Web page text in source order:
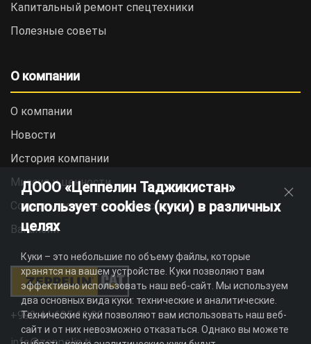
Капитальный ремонт спецтехники
Полезные советы
О компании
О компании
Новости
История компании
Миссия и ценности
Социальная ответственность
Вакансии
+992 44 625 11 22
ДООО «Цеппелин Таджикистан»
использует cookies (куки) в различных
целях
Куки – это небольшие по объему файлы, которые
хранятся на вашем устройстве. Куки позволяют вам
эффективно использовать наш веб-сайт. Мы используем
два основных вида куки: технические и аналитические.
Технические куки позволяют вам использовать наш веб-
сайт и от них невозможно отказаться. Однако вы можете